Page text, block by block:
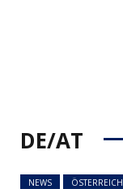
DE/AT
NEWS ÖSTERREICH